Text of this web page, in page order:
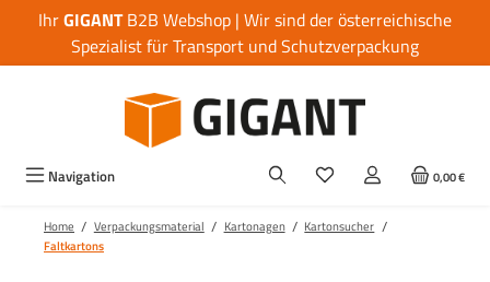
Zum Hauptinhalt springen
IhrGIGANTB2B Webshop | Wir sind der österreichische
Spezialist für Transport und Schutzverpackung
Navigation 0,00 €
Home / Verpackungsmaterial / Kartonagen / Kartonsucher /
Faltkartons